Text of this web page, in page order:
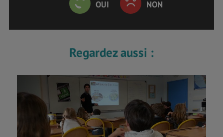
OUI NON
Regardez aussi :